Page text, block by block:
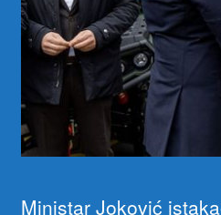
Ministar Joković